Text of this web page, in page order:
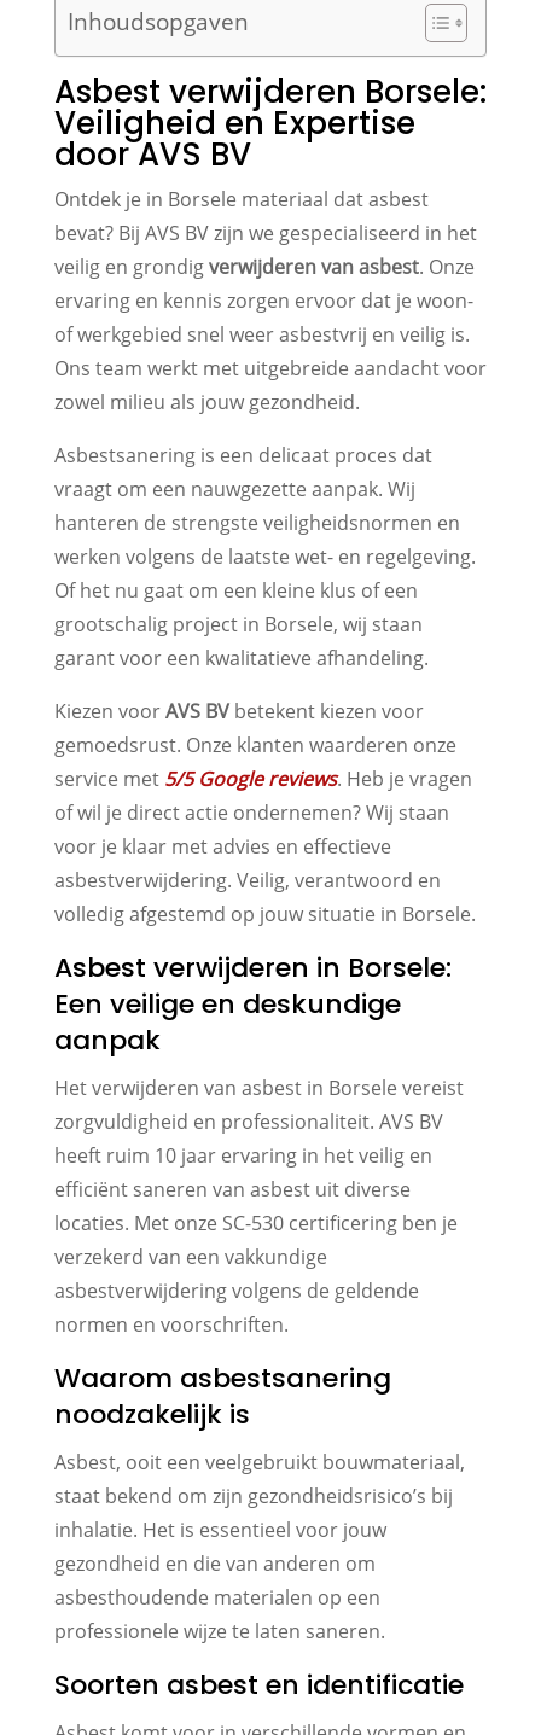
Inhoudsopgaven
Asbest verwijderen Borsele:
Veiligheid en Expertise
door AVS BV
Ontdek je in Borsele materiaal dat asbest
bevat? Bij AVS BV zijn we gespecialiseerd in het
veilig en grondigverwijderen van asbest. Onze
ervaring en kennis zorgen ervoor dat je woon-
of werkgebied snel weer asbestvrij en veilig is.
Ons team werkt met uitgebreide aandacht voor
zowel milieu als jouw gezondheid.
Asbestsanering is een delicaat proces dat
vraagt om een nauwgezette aanpak. Wij
hanteren de strengste veiligheidsnormen en
werken volgens de laatste wet- en regelgeving.
Of het nu gaat om een kleine klus of een
grootschalig project in Borsele, wij staan
garant voor een kwalitatieve afhandeling.
Kiezen voorAVS BVbetekent kiezen voor
gemoedsrust. Onze klanten waarderen onze
service met 5/5 Google reviews. Heb je vragen
of wil je direct actie ondernemen? Wij staan
voor je klaar met advies en effectieve
asbestverwijdering. Veilig, verantwoord en
volledig afgestemd op jouw situatie in Borsele.
Asbest verwijderen in Borsele:
Een veilige en deskundige
aanpak
Het verwijderen van asbest in Borsele vereist
zorgvuldigheid en professionaliteit. AVS BV
heeft ruim 10 jaar ervaring in het veilig en
efficiënt saneren van asbest uit diverse
locaties. Met onze SC-530 certificering ben je
verzekerd van een vakkundige
asbestverwijdering volgens de geldende
normen en voorschriften.
Waarom asbestsanering
noodzakelijk is
Asbest, ooit een veelgebruikt bouwmateriaal,
staat bekend om zijn gezondheidsrisico’s bij
inhalatie. Het is essentieel voor jouw
gezondheid en die van anderen om
asbesthoudende materialen op een
professionele wijze te laten saneren.
Soorten asbest en identificatie